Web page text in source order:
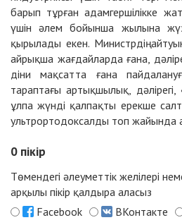
барып тұрған адамгершілікке
үшін әлем бойынша жылына
қырылады екен. Министрдің
айрықша жағдайларда ғана,
діни мақсатта ғана
тараптағы артықшылық,
ұлпа жүнді қалпақты ерекше
ультрортодоксалды топ жайында
0 пікір
Төмендегі әлеуметтік желілері
арқылы пікір қалдыра аласыз
Facebook
ВКонтакте